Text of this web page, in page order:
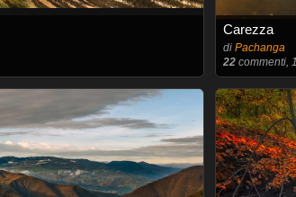
Carezza
diPachanga
22 commenti,